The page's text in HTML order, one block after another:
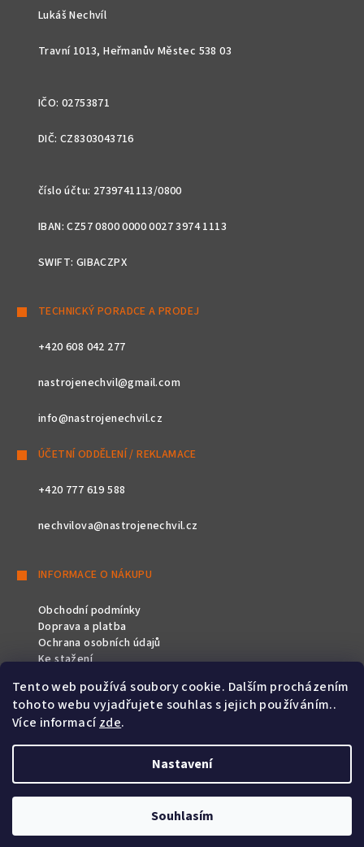
Tento web používá soubory cookie. Dalším procházením
tohoto webu vyjadřujete souhlas s jejich používáním..
Více informacízde.
Nastavení
Souhlasím
Lukáš Nechvíl
Travní 1013, Heřmanův Městec 538 03
IČO: 02753871
DIČ: CZ8303043716
číslo účtu: 2739741113/0800
IBAN: CZ57 0800 0000 0027 3974 1113
SWIFT: GIBACZPX
TECHNICKÝ PORADCE A PRODEJ
+420 608 042 277
nastrojenechvil@gmail.com
info@nastrojenechvil.cz
ÚČETNÍ ODDĚLENÍ / REKLAMACE
+420 777 619 588
nechvilova@nastrojenechvil.cz
INFORMACE O NÁKUPU
Obchodní podmínky
Doprava a platba
Ochrana osobních údajů
Ke stažení
SLEDUJTE NÁS
Vytvořil Shoptet&PekneWeby